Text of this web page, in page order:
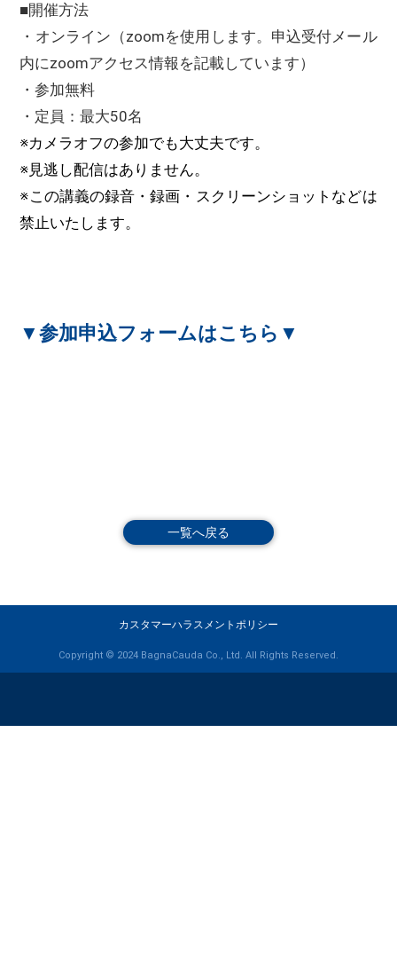
■開催方法
・オンライン（zoomを使用します。申込受付メール
内にzoomアクセス情報を記載しています）
・参加無料
・定員：最大50名
※カメラオフの参加でも大丈夫です。
※見逃し配信はありません。
※この講義の録音・録画・スクリーンショットなどは
禁止いたします。
▼参加申込フォームはこちら▼
一覧へ戻る
カスタマーハラスメントポリシー
Copyright © 2024 BagnaCauda Co., Ltd. All Rights Reserved.